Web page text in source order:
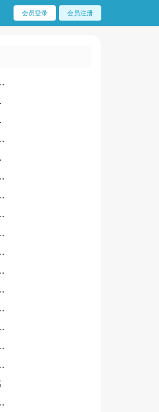
会员登录 会员注册
集(15篇)
会
篇
体会[优]
篇
师心得
体会范文
职报告
得体会15篇
心得15篇
得体会
会通用[6篇]
体会模板
训心得
精选】
心得体会
范心得体会8篇